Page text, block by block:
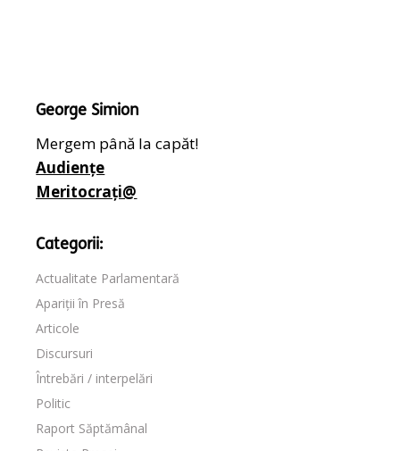
George Simion
Mergem până la capăt!
Audiențe
Meritocrați@
Categorii:
Actualitate Parlamentară
Apariții în Presă
Articole
Discursuri
Întrebări / interpelări
Politic
Raport Săptămânal